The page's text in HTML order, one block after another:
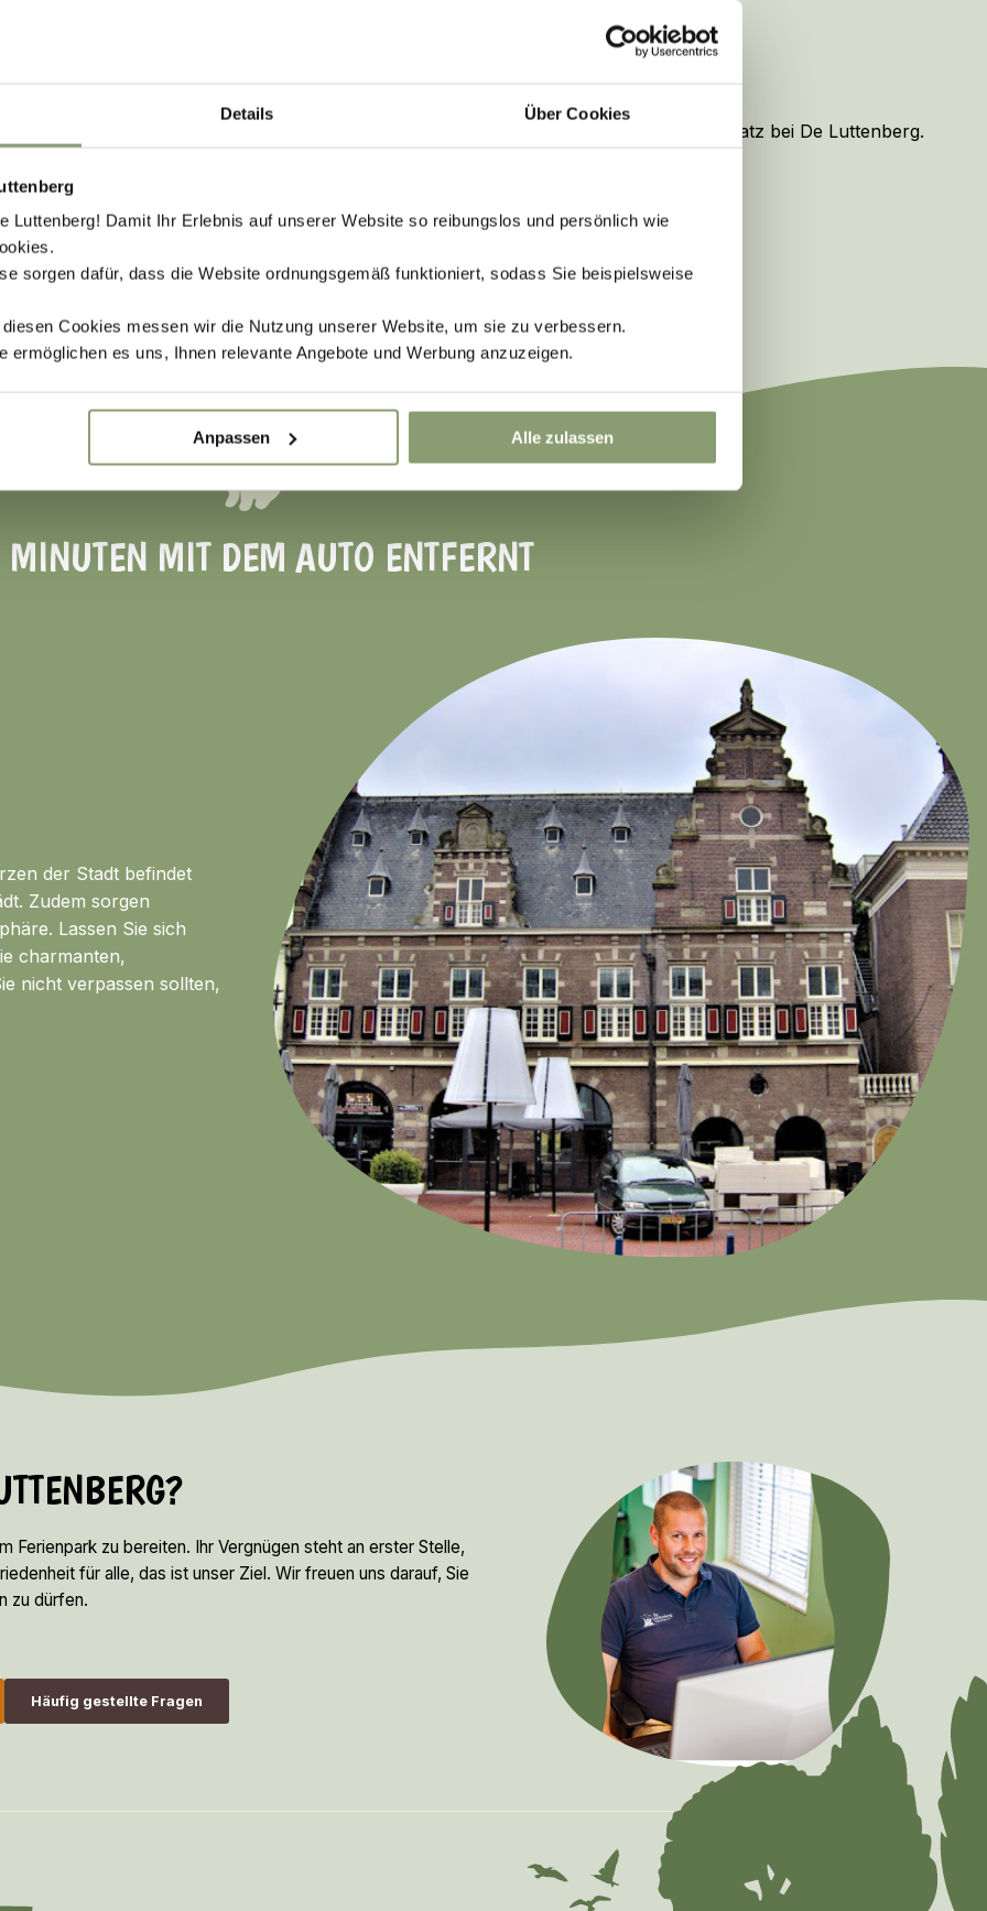
Details Über Cookies
Luttenberg! Damit Ihr Erlebnis auf unserer Website so reibungslos und persönlich wie
sorgen dafür, dass die Website ordnungsgemäß funktioniert, sodass Sie beispielsweise
Cookies messen wir die Nutzung unserer Website, um sie zu verbessern.
ermöglichen es uns, Ihnen relevante Angebote und Werbung anzuzeigen.
Anpassen Alle zulassen
Eigenes Sanitärhäuschen auf der Parzelle
Autofreier Stellplatz
Für alle Wünsche gibt es den passenden Campingstellplatz bei De Luttenberg.
MIT DEM AUTO ENTFERNT
der Stadt befindet
Zudem sorgen
Lassen Sie sich
charmanten,
nicht verpassen sollten,
Ferienpark zu bereiten. Ihr Vergnügen steht an erster Stelle,
für alle, das ist unser Ziel. Wir freuen uns darauf, Sie
zu dürfen.
Häufig gestellte Fragen